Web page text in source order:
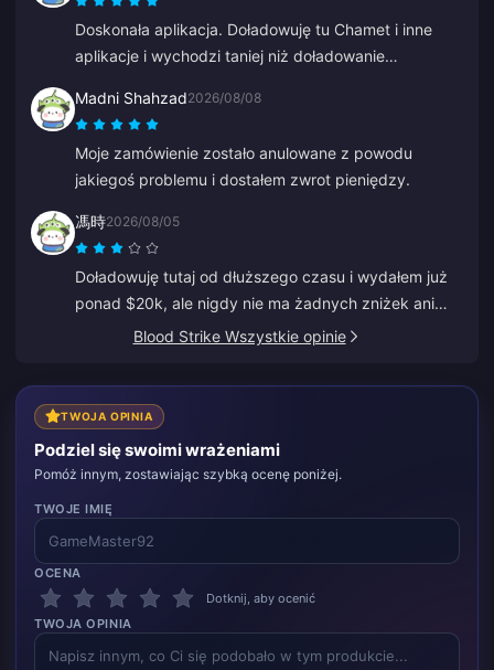
niesamowicie proste, kilka kliknięć i gotowe. To
ułatwia życie.
Doskonała aplikacja. Doładowuję tu Chamet i inne
aplikacje i wychodzi taniej niż doładowanie
Madni Shahzad2026/08/08
Moje zamówienie zostało anulowane z powodu
jakiegoś problemu i dostałem zwrot pieniędzy.
馮時2026/08/05
Doładowuję tutaj od dłuższego czasu i wydałem już
ponad $20k, ale nigdy nie ma żadnych zniżek ani
ofert specjalnych. Inne platformy dają kupony lub
nagród dla lojalnych klientów.
Blood Strike Wszystkie opinie
TWOJA OPINIA
Podziel się swoimi wrażeniami
Pomóż innym, zostawiając szybką ocenę poniżej.
TWOJE IMIĘ
OCENA
Dotknij, aby ocenić
TWOJA OPINIA